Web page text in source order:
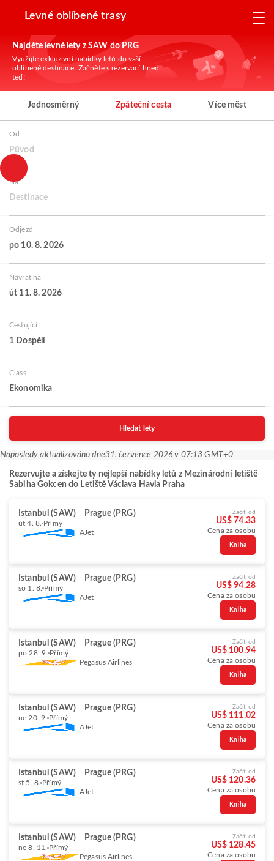
Levné oblíbené trasy
Najděte levné lety z SAW do PRG
Využijte exkluzivní nabídky letů do vaší
oblíbené destinace. Začněte s rezervací hned
teď!
Jednosměrný Zpáteční cesta Více měst
Od
Původ
Na
Destinace
Odjezd
po 10. 8. 2026
Návrat na
út 11. 8. 2026
Cestující
1 Dospělí
Class
Ekonomika
Hledat lety
Naposledy aktualizováno dne31. července 2026 v 07:13 GMT+0
Rezervujte a získejte ty nejlepší nabídky letů z Mezinárodní letiště
Sabiha Gokcen do Letiště Václava Havla Praha
Istanbul (SAW) Prague (PRG)
út 4. 8. Přímý
AJet
Začít od
US$ 74.33
Cena za osobu
Kniha
Istanbul (SAW) Prague (PRG)
so 1. 8. Přímý
AJet
Začít od
US$ 94.28
Cena za osobu
Kniha
Istanbul (SAW) Prague (PRG)
po 28. 9. Přímý
Pegasus Airlines
Začít od
US$ 100.94
Cena za osobu
Kniha
Istanbul (SAW) Prague (PRG)
ne 20. 9. Přímý
AJet
Začít od
US$ 111.02
Cena za osobu
Kniha
Istanbul (SAW) Prague (PRG)
st 5. 8. Přímý
AJet
Začít od
US$ 120.36
Cena za osobu
Kniha
Istanbul (SAW) Prague (PRG)
ne 8. 11. Přímý
Pegasus Airlines
Začít od
US$ 128.45
Cena za osobu